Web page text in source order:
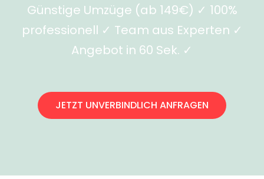
Günstige Umzüge (ab 149€) ✓ 100%
professionell ✓ Team aus Experten ✓
Angebot in 60 Sek. ✓
JETZT UNVERBINDLICH ANFRAGEN